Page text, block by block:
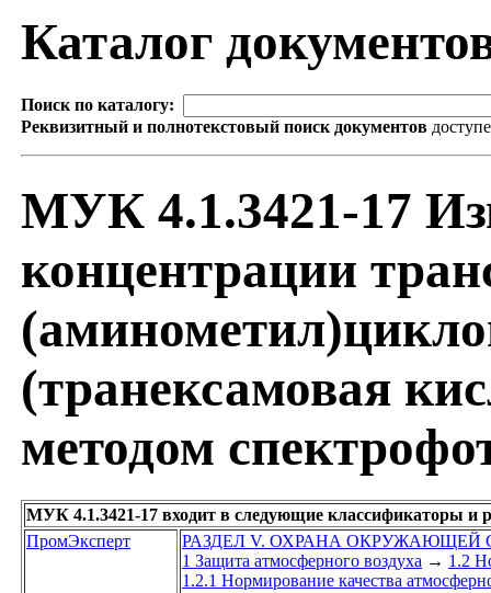
Каталог
Поиск по каталогу:
Реквизитный и полнотекстовый поиск документов
МУК 4.1.3421-17
концентрации
(транексамовая
методом
МУК 4.1.3421-17 входит в следующие классификаторы и
ПромЭксперт
РАЗДЕЛ V. ОХРАНА ОКРУЖАЮЩЕЙ
1 Защита атмосферного воздуха → 1.2
1.2.1 Нормирование качества